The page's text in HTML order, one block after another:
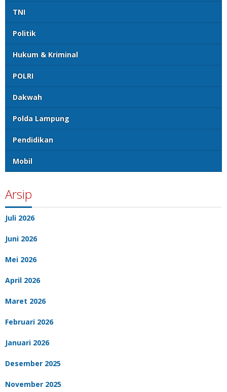
TNI
Politik
Hukum & Kriminal
POLRI
Dakwah
Polda Lampung
Pendidikan
Mobil
Arsip
Juli 2026
Juni 2026
Mei 2026
April 2026
Maret 2026
Februari 2026
Januari 2026
Desember 2025
November 2025